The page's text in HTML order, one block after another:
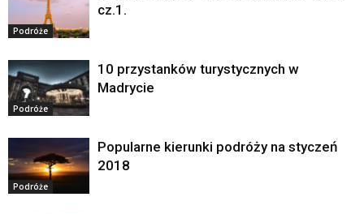
Podróże
cz.1.
Podróże
10 przystanków turystycznych w
Madrycie
Podróże
Popularne kierunki podróży na styczeń
2018